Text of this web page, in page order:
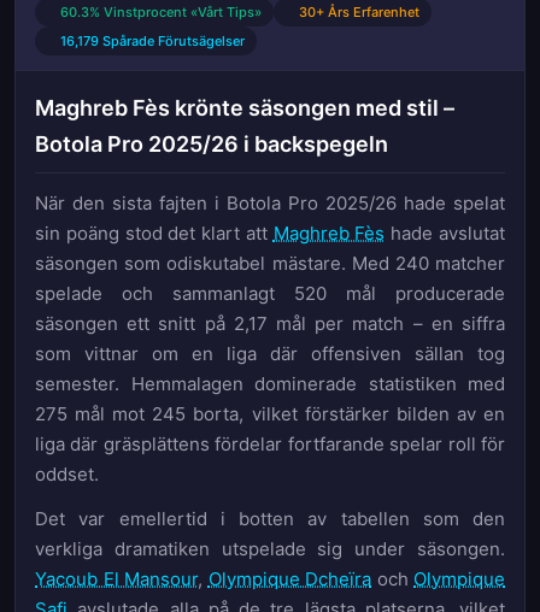
60.3% Vinstprocent «Vårt Tips»
30+ Års Erfarenhet
16,179 Spårade Förutsägelser
Maghreb Fès krönte säsongen med stil –
Botola Pro 2025/26 i backspegeln
När den sista fajten i Botola Pro 2025/26 hade spelat
sin poäng stod det klart att Maghreb Fès hade avslutat
säsongen som odiskutabel mästare. Med 240 matcher
spelade och sammanlagt 520 mål producerade
säsongen ett snitt på 2,17 mål per match – en siffra
som vittnar om en liga där offensiven sällan tog
semester. Hemmalagen dominerade statistiken med
275 mål mot 245 borta, vilket förstärker bilden av en
liga där gräsplättens fördelar fortfarande spelar roll för
oddset.
Det var emellertid i botten av tabellen som den
verkliga dramatiken utspelade sig under säsongen.
Yacoub El Mansour, Olympique Dcheïra och Olympique